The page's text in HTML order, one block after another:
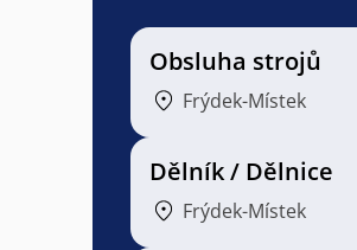
Obsluha strojů
Frýdek-Místek
Dělník / Dělnice
Frýdek-Místek